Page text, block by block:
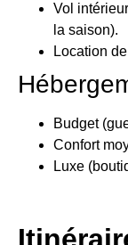
Vol
la saison).
Location
Budget
Confort
Luxe